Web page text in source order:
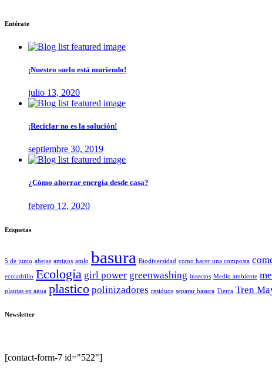
Entérate
¡Nuestro suelo está muriendo!
julio 13, 2020
¡Reciclar no es la solución!
septiembre 30, 2019
¿Cómo ahorrar energía desde casa?
febrero 12, 2020
Etiquetas
5 de junio abejas amigos amlo basura Biodiversidad como hacer una composta
ecoladrillo Ecología girl power greenwashing insectos Medio ambiente
plantas en agua plastico polinizadores residuos separar basura Tierra Tren
Newsletter
[contact-form-7 id="522"]